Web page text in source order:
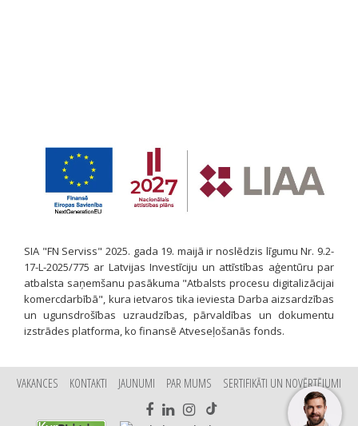
SIA "FN Serviss" 2025. gada 19. maijā ir noslēdzis līgumu Nr. 9.2-
17-L-2025/775 ar Latvijas Investīciju un attīstības aģentūru par
atbalsta saņemšanu pasākuma "Atbalsts procesu digitalizācijai
komercdarbībā", kura ietvaros tika ieviesta Darba aizsardzības
un ugunsdrošības uzraudzības, pārvaldības un dokumentu
izstrādes platforma, ko finansē Atveseļošanās fonds.
VAKANCES KONTAKTI JAUNUMI PAR MUMS SERTIFIKĀTI UN NOVĒRTĒJUMI